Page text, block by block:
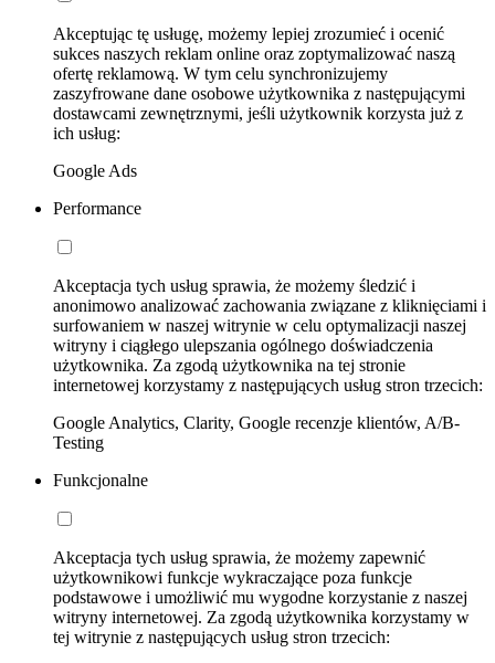
Akceptując tę usługę, możemy lepiej zrozumieć i ocenić
sukces naszych reklam online oraz zoptymalizować naszą
ofertę reklamową. W tym celu synchronizujemy
zaszyfrowane dane osobowe użytkownika z następującymi
dostawcami zewnętrznymi, jeśli użytkownik korzysta już z
ich usług:
Google Ads
Performance
Akceptacja tych usług sprawia, że możemy śledzić i
anonimowo analizować zachowania związane z kliknięciami i
surfowaniem w naszej witrynie w celu optymalizacji naszej
witryny i ciągłego ulepszania ogólnego doświadczenia
użytkownika. Za zgodą użytkownika na tej stronie
internetowej korzystamy z następujących usług stron trzecich:
Google Analytics, Clarity, Google recenzje klientów, A/B-
Testing
Funkcjonalne
Akceptacja tych usług sprawia, że możemy zapewnić
użytkownikowi funkcje wykraczające poza funkcje
podstawowe i umożliwić mu wygodne korzystanie z naszej
witryny internetowej. Za zgodą użytkownika korzystamy w
tej witrynie z następujących usług stron trzecich: